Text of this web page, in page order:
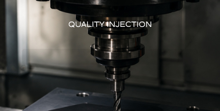
Seleccionar Página